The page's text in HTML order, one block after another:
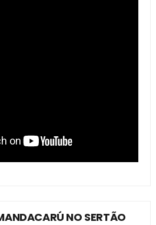
NO SERTÃO